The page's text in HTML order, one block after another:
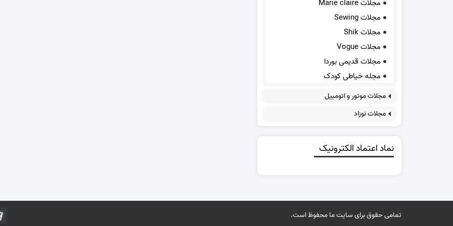
مجلات Marie claire
مجلات Sewing
مجلات Shik
مجلات Vogue
مجلات قدیمی بوردا
مجله خیاطی کودک
مجلات موتور و اتومبیل
مجلات نوزاد
نماد اعتماد الکترونیک
تمامی حقوق برای سایت ما محفوظ است.